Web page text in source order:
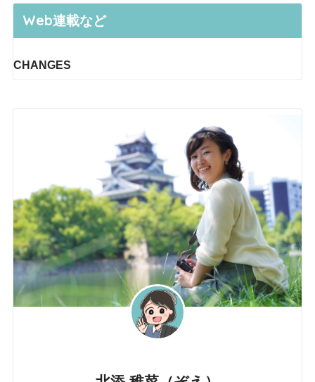
Web連載など
CHANGES